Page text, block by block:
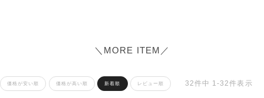
＼MORE ITEM／
価格が安い順 価格が高い順 新着順 レビュー順 32件中 1-32件表示